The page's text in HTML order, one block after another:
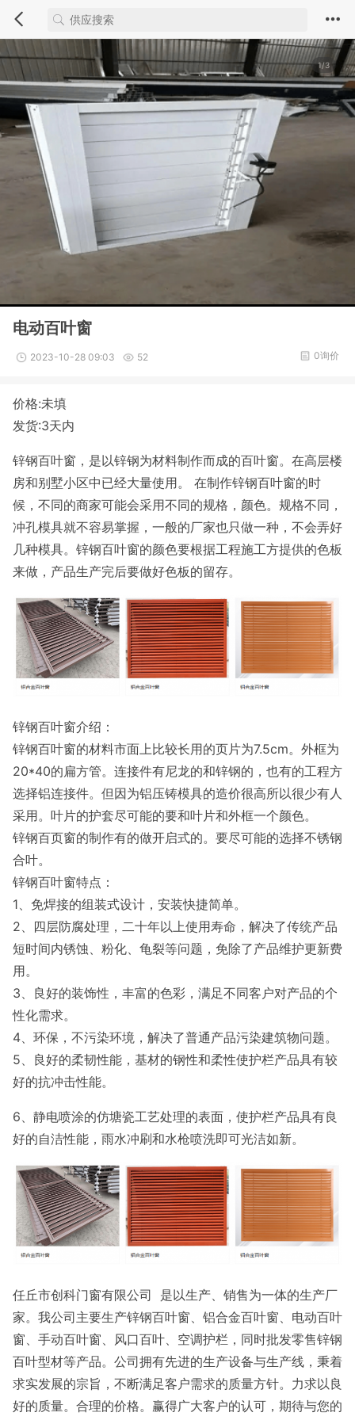
1/3
电动百叶窗
2023-10-28 09:03 52 0询价
价格:未填
发货:3天内
锌钢百叶窗，是以锌钢为材料制作而成的百叶窗。在高层楼
房和别墅小区中已经大量使用。 在制作锌钢百叶窗的时
候，不同的商家可能会采用不同的规格，颜色。规格不同，
冲孔模具就不容易掌握，一般的厂家也只做一种，不会弄好
几种模具。锌钢百叶窗的颜色要根据工程施工方提供的色板
来做，产品生产完后要做好色板的留存。
锌钢百叶窗介绍：
锌钢百叶窗的材料市面上比较长用的页片为7.5cm。外框为
20*40的扁方管。连接件有尼龙的和锌钢的，也有的工程方
选择铝连接件。但因为铝压铸模具的造价很高所以很少有人
采用。叶片的护套尽可能的要和叶片和外框一个颜色。
锌钢百页窗的制作有的做开启式的。要尽可能的选择不锈钢
合叶。
锌钢百叶窗特点：
1、免焊接的组装式设计，安装快捷简单。
2、四层防腐处理，二十年以上使用寿命，解决了传统产品
短时间内锈蚀、粉化、龟裂等问题，免除了产品维护更新费
用。
3、良好的装饰性，丰富的色彩，满足不同客户对产品的个
性化需求。
4、环保，不污染环境，解决了普通产品污染建筑物问题。
5、良好的柔韧性能，基材的钢性和柔性使护栏产品具有较
好的抗冲击性能。
6、静电喷涂的仿塘瓷工艺处理的表面，使护栏产品具有良
好的自洁性能，雨水冲刷和水枪喷洗即可光洁如新。
任丘市创科门窗有限公司 是以生产、销售为一体的生产厂
家。我公司主要生产锌钢百叶窗、铝合金百叶窗、电动百叶
窗、手动百叶窗、风口百叶、空调护栏，同时批发零售锌钢
百叶型材等产品。公司拥有先进的生产设备与生产线，秉着
求实发展的宗旨，不断满足客户需求的质量方针。力求以良
好的质量。合理的价格。赢得广大客户的认可，期待与您的